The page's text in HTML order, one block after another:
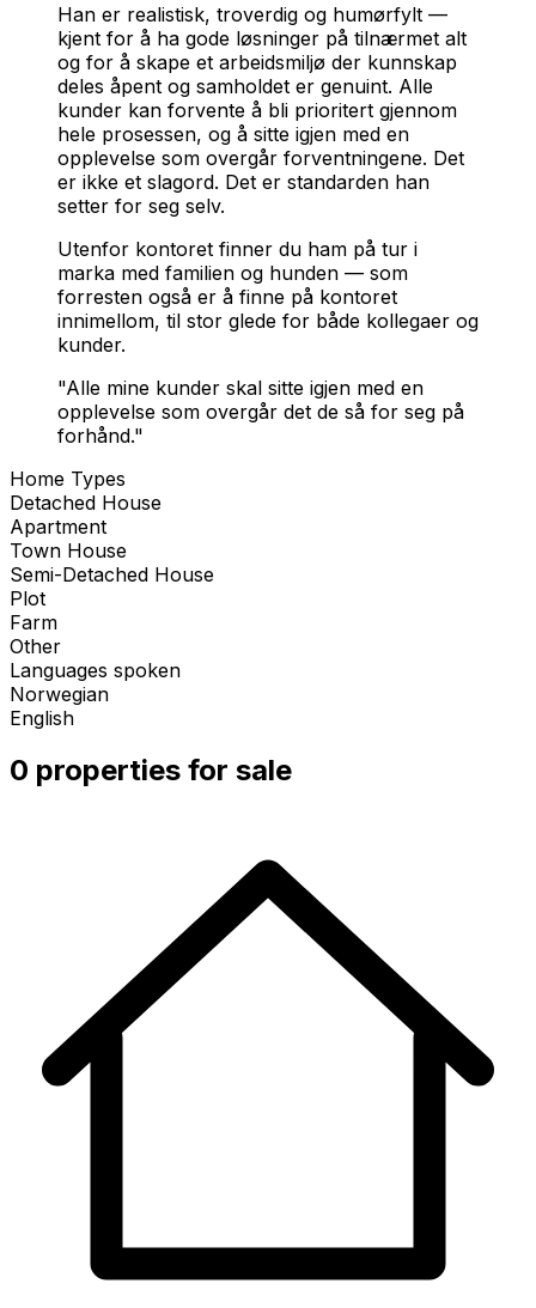
Han er realistisk, troverdig og humørfylt —
kjent for å ha gode løsninger på tilnærmet alt
og for å skape et arbeidsmiljø der kunnskap
deles åpent og samholdet er genuint. Alle
kunder kan forvente å bli prioritert gjennom
hele prosessen, og å sitte igjen med en
opplevelse som overgår forventningene. Det
er ikke et slagord. Det er standarden han
setter for seg selv.
Utenfor kontoret finner du ham på tur i
marka med familien og hunden — som
forresten også er å finne på kontoret
innimellom, til stor glede for både kollegaer og
kunder.
"Alle mine kunder skal sitte igjen med en
opplevelse som overgår det de så for seg på
forhånd."
Home Types
Detached House
Apartment
Town House
Semi-Detached House
Plot
Farm
Other
Languages spoken
Norwegian
English
0 properties for sale